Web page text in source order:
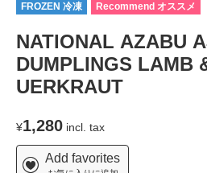
FROZEN 冷凍 Recommend オススメ
NATIONAL AZABU
DUMPLINGS LAMB
UERKRAUT
¥1,280 incl. tax
Add favorites